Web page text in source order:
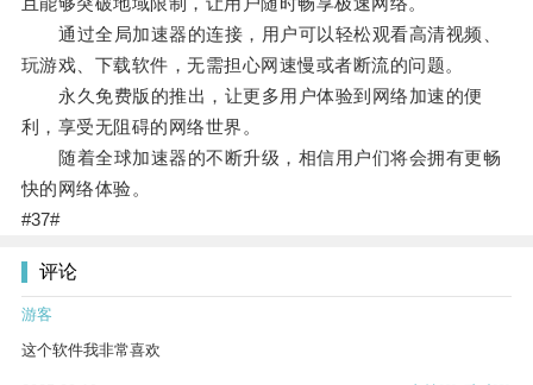
通过全局加速器的连接，用户可以轻松观看高清视频、
玩游戏、下载软件，无需担心网速慢或者断流的问题。
永久免费版的推出，让更多用户体验到网络加速的便
利，享受无阻碍的网络世界。
随着全球加速器的不断升级，相信用户们将会拥有更畅
快的网络体验。
#37#
评论
游客
这个软件我非常喜欢